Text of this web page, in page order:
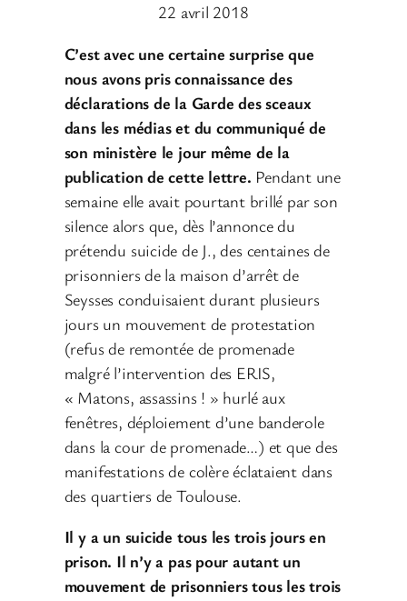
22 avril 2018
C’est avec une certaine surprise que
nous avons pris connaissance des
déclarations de la Garde des sceaux
dans les médias et du communiqué de
son ministère le jour même de la
publication de cette lettre. Pendant une
semaine elle avait pourtant brillé par son
silence alors que, dès l’annonce du
prétendu suicide de J., des centaines de
prisonniers de la maison d’arrêt de
Seysses conduisaient durant plusieurs
jours un mouvement de protestation
(refus de remontée de promenade
malgré l’intervention des ERIS,
« Matons, assassins ! » hurlé aux
fenêtres, déploiement d’une banderole
dans la cour de promenade…) et que des
manifestations de colère éclataient dans
des quartiers de Toulouse.
Il y a un suicide tous les trois jours en
prison. Il n’y a pas pour autant un
mouvement de prisonniers tous les trois